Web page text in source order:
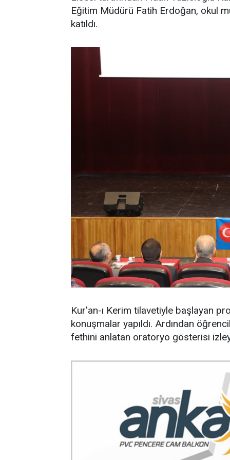
Eğitim Müdürü Fatih Erdoğan, okul
katıldı.
Kur'an-ı Kerim tilavetiyle başlayan
konuşmalar yapıldı. Ardından
fethini anlatan oratoryo gösterisi